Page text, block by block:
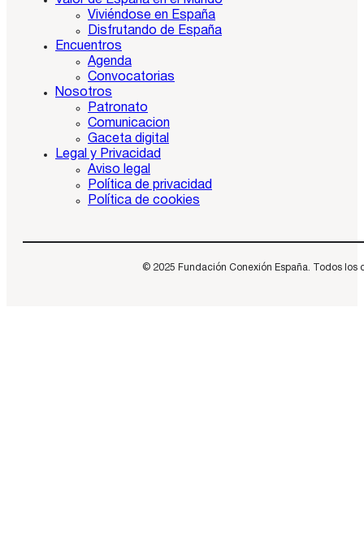
Viviéndose en España
Disfrutando de España
Encuentros
Agenda
Convocatorias
Nosotros
Patronato
Comunicacion
Gaceta digital
Legal y Privacidad
Aviso legal
Política de privacidad
Política de cookies
© 2025 Fundación Conexión España. Todos los